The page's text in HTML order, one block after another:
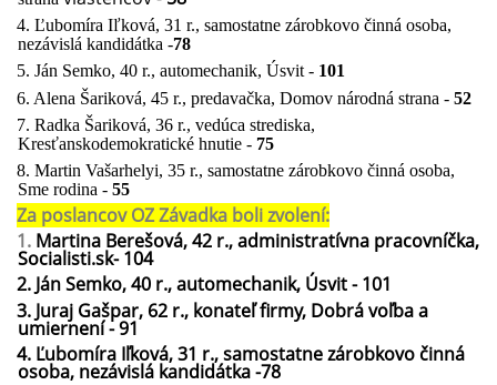
4. Ľubomíra Iľková, 31 r., samostatne zárobkovo činná osoba,
nezávislá kandidátka -78
5. Ján Semko, 40 r., automechanik, Úsvit - 101
6. Alena Šariková, 45 r., predavačka, Domov národná strana - 52
7. Radka Šariková, 36 r., vedúca strediska,
Kresťanskodemokratické hnutie - 75
8. Martin Vašarhelyi, 35 r., samostatne zárobkovo činná osoba,
Sme rodina - 55
Za poslancov OZ Závadka boli zvolení:
1. Martina Berešová, 42 r., administratívna pracovníčka,
Socialisti.sk- 104
2. Ján Semko, 40 r., automechanik, Úsvit - 101
3. Juraj Gašpar, 62 r., konateľ firmy, Dobrá voľba a
umiernení - 91
4. Ľubomíra Iľková, 31 r., samostatne zárobkovo činná
osoba, nezávislá kandidátka -78